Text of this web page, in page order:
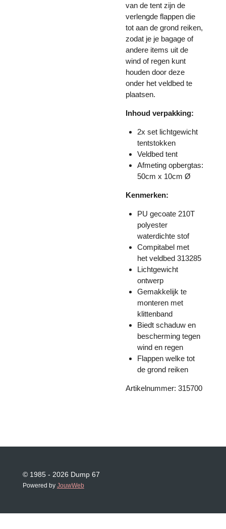
van de tent zijn de
verlengde flappen die
tot aan de grond reiken,
zodat je je bagage of
andere items uit de
wind of regen kunt
houden door deze
onder het veldbed te
plaatsen.
Inhoud verpakking:
2x set lichtgewicht
tentstokken
Veldbed tent
Afmeting opbergtas:
50cm x 10cm Ø
Kenmerken:
PU gecoate 210T
polyester
waterdichte stof
Compitabel met
hetveldbed 313285
Lichtgewicht
ontwerp
Gemakkelijk te
monteren met
klittenband
Biedt schaduw en
bescherming tegen
wind en regen
Flappen welke tot
de grond reiken
Artikelnummer: 315700
© 1985 - 2026 Dump 67
Powered by JouwWeb